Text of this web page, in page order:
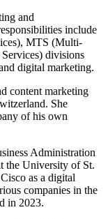
and
include
MTS (Multi-
divisions
digital marketing.
content marketing
She
of his own
Administration
the University of St.
as a digital
companies in the
in 2023.